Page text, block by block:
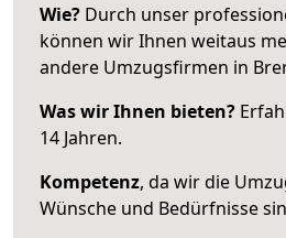
Wie? Durch unser
können wir Ihnen weitaus
andere Umzugsfirmen in
Was wir Ihnen bieten?
14 Jahren.
Kompetenz, da wir die
Wünsche und Bedürfnisse